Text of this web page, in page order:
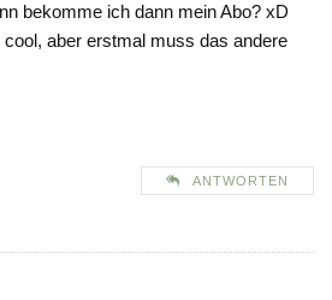
bekomme ich dann mein Abo? xD
aber erstmal muss das andere
ANTWORTEN